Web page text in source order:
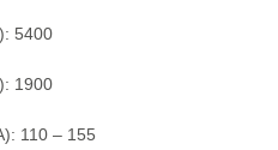
5400
1900
110 – 155